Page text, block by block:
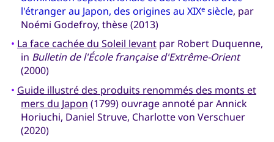
l'étranger au Japon, des origines au XIXesiècle, par
Noémi Godefroy, thèse (2013)
• La face cachée du Soleil levantpar Robert Duquenne,
in Bulletin de l'École française d'Extrême-Orient
(2000)
• Guide illustré des produits renommés des monts et
mers du Japon (1799) ouvrage annoté par Annick
Horiuchi, Daniel Struve, Charlotte von Verschuer
(2020)